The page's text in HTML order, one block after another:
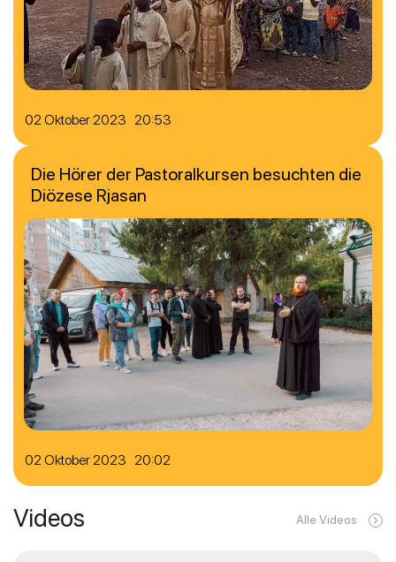
02 Oktober 2023 20:53
02 Oktober 2023 20:02
Die Hörer der Pastoralkursen besuchten die
Diözese Rjasan
Videos Alle Videos